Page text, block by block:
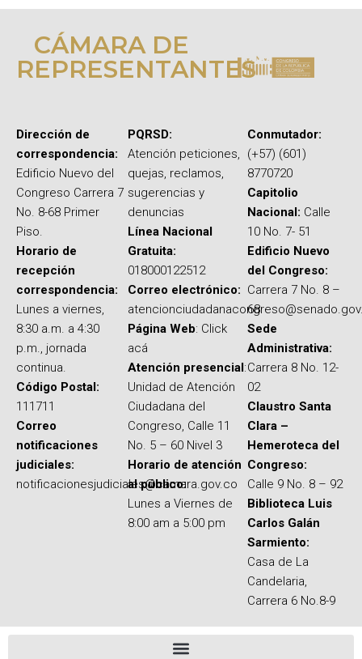
CÁMARA DE
REPRESENTANTES
Dirección de
correspondencia:
Edificio Nuevo del
Congreso Carrera 7
No. 8-68 Primer
Piso.
Horario de
recepción
correspondencia:
Lunes a viernes,
8:30 a.m. a 4:30
p.m., jornada
continua.
Código Postal:
111711
Correo
notificaciones
judiciales:
notificacionesjudiciales@camara.gov.co
PQRSD:
Atención peticiones,
quejas, reclamos,
sugerencias y
denuncias
Línea Nacional
Gratuita:
018000122512
Correo electrónico:
Página Web: Click
acá
Atención presencial:
Unidad de Atención
Ciudadana del
Congreso, Calle 11
No. 5 – 60 Nivel 3
Horario de atención
al público:
Lunes a Viernes de
8:00 am a 5:00 pm
Conmutador:
(+57) (601)
8770720
Capitolio
Nacional: Calle
10 No. 7- 51
Edificio Nuevo
del Congreso:
Carrera 7 No. 8 –
68
Sede
Administrativa:
Carrera 8 No. 12-
02
Claustro Santa
Clara –
Hemeroteca del
Congreso:
Calle 9 No. 8 – 92
Biblioteca Luis
Carlos Galán
Sarmiento:
Casa de La
Candelaria,
Carrera 6 No.8-9